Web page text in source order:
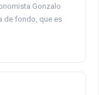
Gonzalo
de fondo, que es